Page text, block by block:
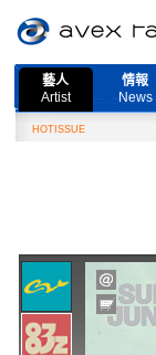
藝人
Artist
情報
News
HOTISSUE